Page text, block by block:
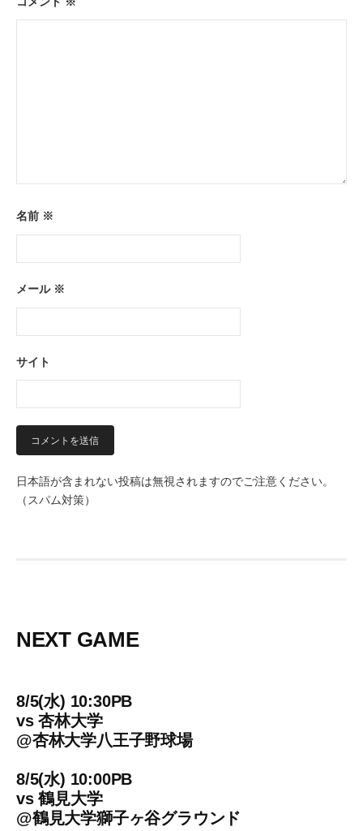
名前 ※
メール ※
サイト
日本語が含まれない投稿は無視されますのでご注意ください。
（スパム対策）
NEXT GAME
8/5(水) 10:30PB
vs杏林大学
@杏林大学八王子野球場
8/5(水) 10:00PB
vs鶴見大学
@鶴見大学獅子ヶ谷グラウンド